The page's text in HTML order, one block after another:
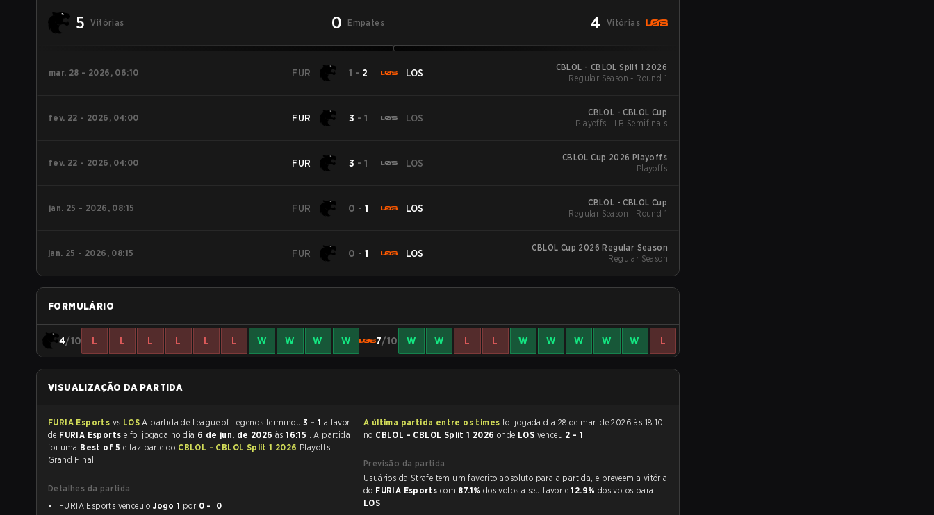
5 Vitórias 0 Empates 4 Vitórias
mar. 28 - 2026, 06:10 FUR 1 - 2 LOS
CBLOL - CBLOL Split 1 2026
Regular Season - Round 1
fev. 22 - 2026, 04:00 FUR 3 - 1 LOS
CBLOL - CBLOL Cup
Playoffs - LB Semifinals
fev. 22 - 2026, 04:00 FUR 3 - 1 LOS
CBLOL Cup 2026 Playoffs
Playoffs
jan. 25 - 2026, 08:15 FUR 0 - 1 LOS
CBLOL - CBLOL Cup
Regular Season - Round 1
jan. 25 - 2026, 08:15 FUR 0 - 1 LOS
CBLOL Cup 2026 Regular Season
Regular Season
FORMULÁRIO
4/10 L L L L L L W W W W 7/10 W W L L W W W W W L
VISUALIZAÇÃO DA PARTIDA
FURIA Esports vs LOS A partida de League of Legends terminou3 - 1
de FURIA Esports e foi jogada no dia 6 de jun. de 2026 às16:15 . A partida
foi uma Best of 5e faz parte do CBLOL - CBLOL Split 1 2026 Playoffs -
Grand Final.
Detalhes da partida
FURIA Esports venceu oJogo 1 por
0 - 0
A última partida entre os times
no CBLOL - CBLOL Split 1 2026 onde LOS venceu 2 - 1 .
Previsão da partida
Usuários da Strafe tem um favorito absoluto para a partida, e preveem a vitória
do FURIA Esports com 87.1% dos votos a seu favor e12.9% dos votos para
LOS .